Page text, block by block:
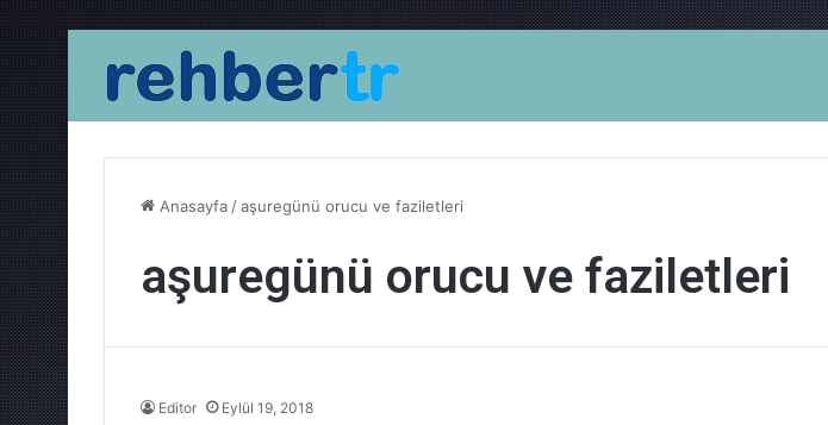
Anasayfa /aşuregünü orucu ve faziletleri
aşuregünü orucu ve faziletleri
Editor Eylül 19, 2018